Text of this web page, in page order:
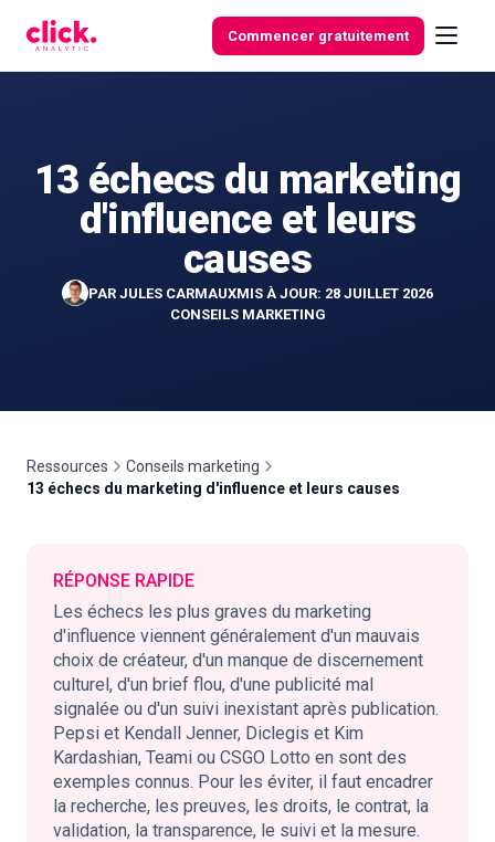
Commencer gratuitement
Fonctionnalités
Outils
🇫🇷FR
13 échecs du marketing
d'influence et leurs
causes
PAR JULES CARMAUXMIS À JOUR: 28 JUILLET 2026
CONSEILS MARKETING
Ressources
Conseils marketing
13 échecs du marketing d'influence et leurs causes
RÉPONSE RAPIDE
Les échecs les plus graves du marketing
d'influence viennent généralement d'un mauvais
choix de créateur, d'un manque de discernement
culturel, d'un brief flou, d'une publicité mal
signalée ou d'un suivi inexistant après publication.
Pepsi et Kendall Jenner, Diclegis et Kim
Kardashian, Teami ou CSGO Lotto en sont des
exemples connus. Pour les éviter, il faut encadrer
la recherche, les preuves, les droits, le contrat, la
validation, la transparence, le suivi et la mesure.